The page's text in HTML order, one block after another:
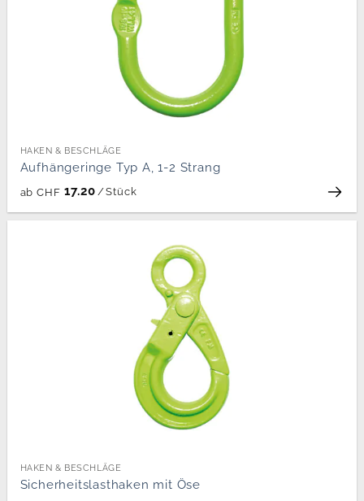
HAKEN & BESCHLÄGE
Aufhängeringe Typ A, 1-2 Strang
ab CHF 17.20 /Stück
HAKEN & BESCHLÄGE
Sicherheitslasthaken mit Öse